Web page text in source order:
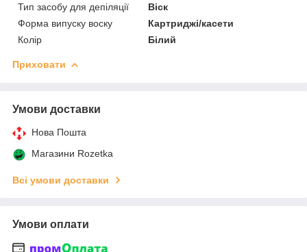
Тип засобу для депіляції
Віск
Форма випуску воску
Картриджі/касети
Колір
Білий
Приховати
Умови доставки
Нова Пошта
Магазини Rozetka
Всі умови доставки
Умови оплати